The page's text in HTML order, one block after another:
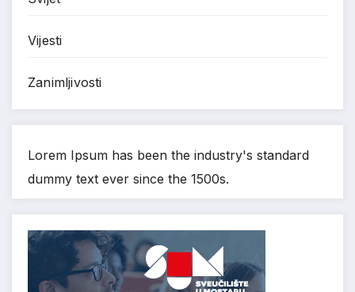
Vijesti
Zanimljivosti
Lorem Ipsum has been the industry's standard
dummy text ever since the 1500s.